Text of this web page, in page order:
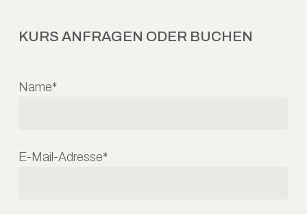
KURS ANFRAGEN ODER BUCHEN
Name*
E-Mail-Adresse*